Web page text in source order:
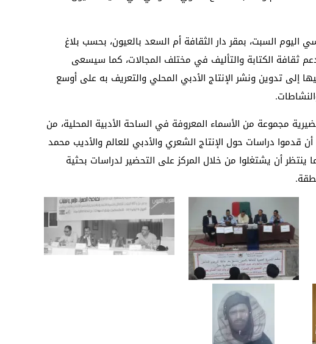
اليوم السبت، بمقر دار الثقافة أم السعد بالعيون، بحسب بلاغ
ثقافة الكتابة والتأليف في مختلف المجالات، كما سيسعى
إلى تدوين ونشر الإنتاج الأدبي المحلي والتعريف به على أوسع
مجموعة من الأسماء المعروفة في الساحة الأدبية المحلية، من
قدموا دراسات حول الإنتاج الشعري والأدبي للعالم والأديب محمد
ينتظر أن يشتغلوا من خلال المركز على التحضير لدراسات بحثية